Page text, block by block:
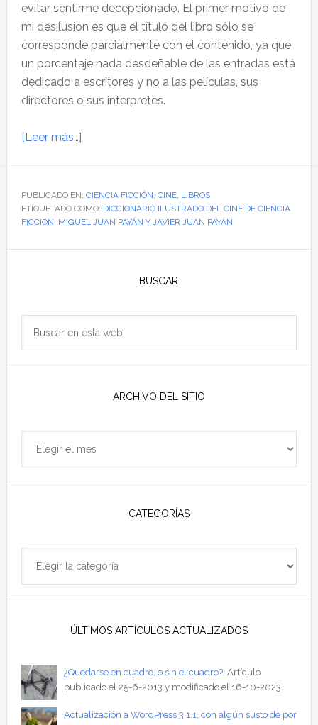
evitar sentirme decepcionado. El primer motivo de
mi desilusión es que el título del libro sólo se
corresponde parcialmente con el contenido, ya que
un porcentaje nada desdeñable de las entradas está
dedicado a escritores y no a las películas, sus
directores o sus intérpretes.
[Leer más…]acerca
cine
de
ciencia
ficción,
PUBLICADO EN: CIENCIA FICCIÓN CINE, LIBROS
ETIQUETADO COMO: DICCIONARIO ILUSTRADO DEL CINE DE CIENCIA
FICCIÓN MIGUEL JUAN PAYÁN Y JAVIER JUAN PAYÁN
principal
BUSCAR
ARCHIVO DEL SITIO
CATEGORÍAS
ÚLTIMOS ARTÍCULOS ACTUALIZADOS
¿Quedarse en cuadro, o sin el cuadro?. Artículo
publicado el 25-6-2013 y modificado el 16-10-2023.
Actualización a WordPress 3.1.1, con algún susto de por